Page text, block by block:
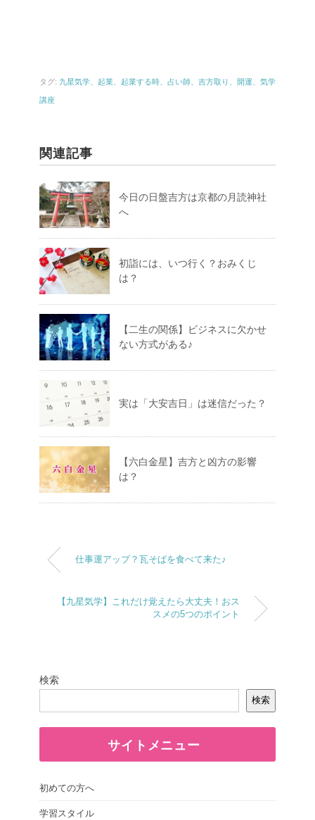
タグ: 九星気学、起業、起業する時、占い師、吉方取り、開運、気学
講座
関連記事
今日の日盤吉方は京都の月読神社
へ
初詣には、いつ行く？おみくじ
は？
【二生の関係】ビジネスに欠かせ
ない方式がある♪
実は「大安吉日」は迷信だった？
【六白金星】吉方と凶方の影響
は？
仕事運アップ？瓦そばを食べて来た♪
【九星気学】これだけ覚えたら大丈夫！おス
スメの5つのポイント
検索
検索
サイトメニュー
初めての方へ
学習スタイル